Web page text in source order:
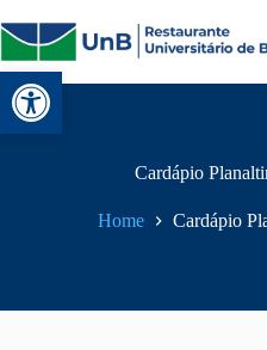
Abrir a barra de
Cardápio
Home Cardápio